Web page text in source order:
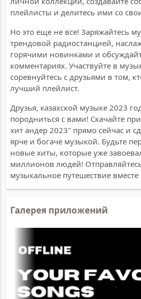
плейлисты и делитесь ими со
Но это еще не все! Заряжайтесь
трендовой радиостанцией,
горячими новинками и
комментариях. Участвуйте в
соревнуйтесь с друзьями в том,
лучший плейлист.
Друзья, казахской музыке 2023
породниться с вами! Скачайте
хит андер 2023" прямо сейчас и
ярче и богаче музыкой. Будьте
новые хиты, которые уже
миллионов людей!
музыкальное путешествие
Галерея приложений